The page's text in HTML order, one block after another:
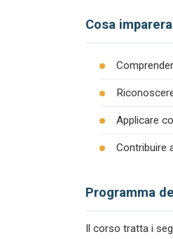
Cosa
Applicare
Contribuire
Programma
Il corso tratta i